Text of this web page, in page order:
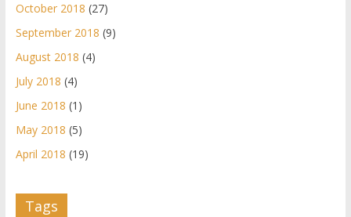
October 2018 (27)
September 2018 (9)
August 2018 (4)
July 2018 (4)
June 2018 (1)
May 2018 (5)
April 2018 (19)
Tags